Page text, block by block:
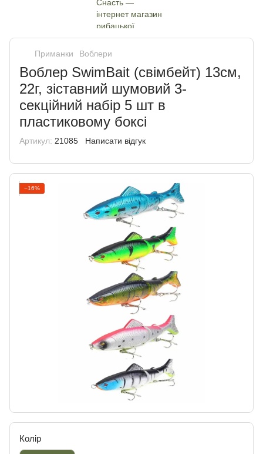
Приманки Воблери
Воблер SwimBait (свімбейт) 13см,
22г, зіставний шумовий 3-
секційний набір 5 шт в
пластиковому боксі
Артикул: 21085 Написати відгук
−16%
Колір